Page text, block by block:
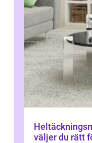
väljer du rätt